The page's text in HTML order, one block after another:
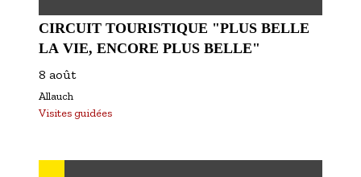
CIRCUIT TOURISTIQUE "PLUS BELLE
LA VIE, ENCORE PLUS BELLE"
8 août
Allauch
Visites guidées